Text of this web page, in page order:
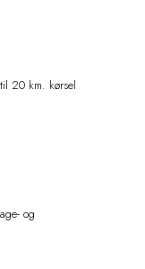
20 km. kørsel
og